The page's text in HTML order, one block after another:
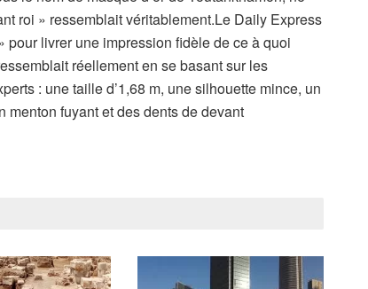
roi » ressemblait véritablement.Le Daily Express
pour livrer une impression fidèle de ce à quoi
réellement en se basant sur les
: une taille d’1,68 m, une silhouette mince, un
fuyant et des dents de devant